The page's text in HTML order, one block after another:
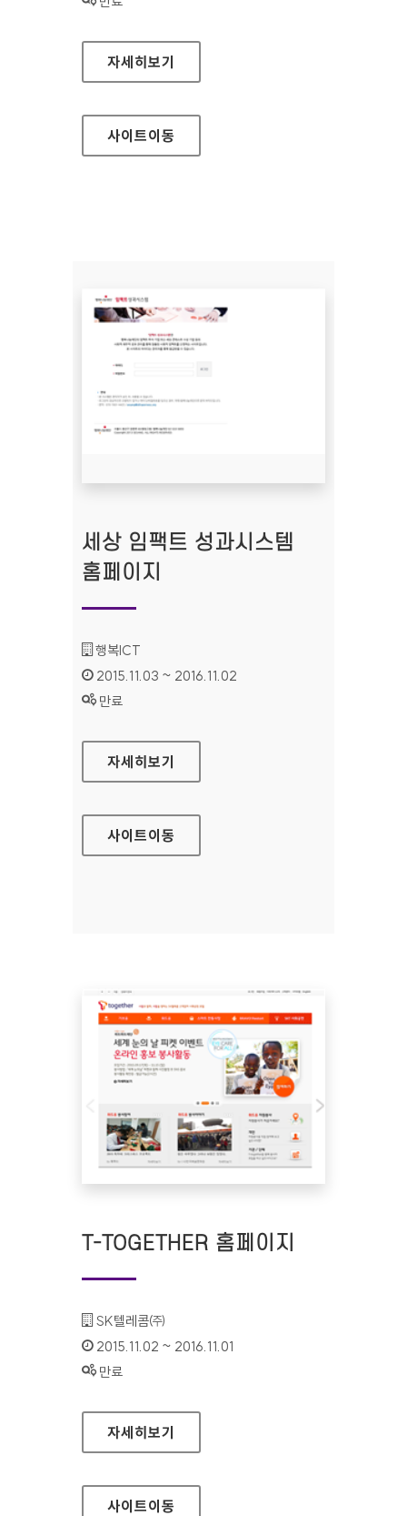
경기도과학교육원(본원) 홈페이지
자세히보기
사이트이동
세상 임팩트 성과시스템
홈페이지
기관명 :
행복ICT
인증기간 :
2015.11.03 ~ 2016.11.02
상태 :
만료
세상 임팩트 성과시스템 홈페이지
자세히보기
사이트이동
T-TOGETHER 홈페이지
기관명 :
SK텔레콤㈜
인증기간 :
2015.11.02 ~ 2016.11.01
상태 :
만료
T-TOGETHER 홈페이지
자세히보기
사이트이동